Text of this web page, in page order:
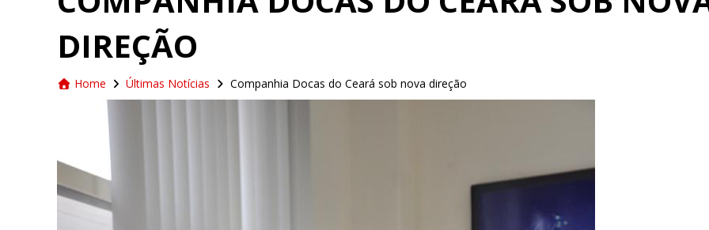
DIREÇÃO
Home Últimas Notícias Companhia Docas do Ceará sob nova direção